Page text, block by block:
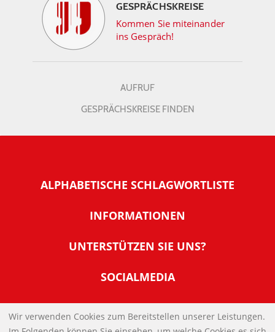
GESPRÄCHSKREISE
Kommen Sie miteinander
ins Gespräch!
AUFRUF
GESPRÄCHSKREISE FINDEN
ALPHABETISCHE SCHLAGWORTLISTE
INFORMATIONEN
Warum NachDenkSeiten
Tipps zur Nutzung der NachDenkSeiten
Banner und E-Mail-Signaturen
Links
UNTERSTÜTZEN SIE UNS?
Werden Sie Fördermitglied
SOCIALMEDIA
IMPRESSUM
Wir verwenden Cookies zum Bereitstellen unserer Leistungen.